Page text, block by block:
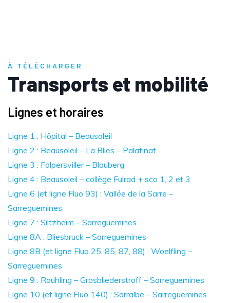
À TÉLÉCHARGER
Transports et mobilité
Lignes et horaires
Ligne 1 : Hôpital – Beausoleil
Ligne 2 : Beausoleil – La Blies – Palatinat
Ligne 3 : Folpersviller – Blauberg
Ligne 4 : Beausoleil – collège Fulrad + sco 1, 2 et 3
Ligne 6 (et ligne Fluo 93) : Vallée de la Sarre –
Sarreguemines
Ligne 7 : Siltzheim – Sarreguemines
Ligne 8A : Bliesbruck – Sarreguemines
Ligne 8B (et ligne Fluo 25, 85, 87, 88) : Woelfling –
Sarreguemines
Ligne 9 : Rouhling – Grosbliederstroff – Sarreguemines
Ligne 10 (et ligne Fluo 140) : Sarralbe – Sarreguemines